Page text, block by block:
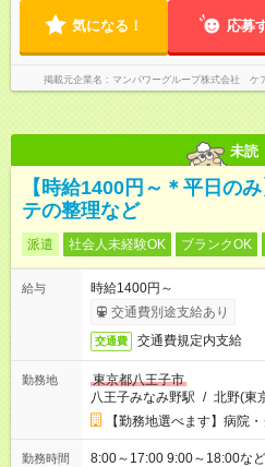
気になる！ 応募
掲載元企業名 マンパワーグループ株式会社 ケ
未読
【時給1400円～＊平日の
テの整理など
派遣 社会人未経験OK ブランクOK
給与
時給1400円～
交通費別途支給あり
交通費 交通費規定内支給
勤務地
東京都八王子市
八王子みなみ野駅 / 北野(東
【勤務地選べます】病院
勤務時間
8:00～17:00 9:00～18:00な